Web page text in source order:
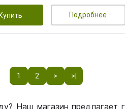
Купить Подробнее
1 2 > >|
Наш магазин